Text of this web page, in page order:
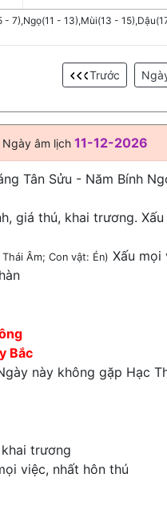
7),Ngọ(11 - 13),Mùi(13 -
Trước
Ngày âm lịch 11-12-2026
Tân Sửu - Năm Bính
giá thú, khai trương.
Thái Âm; Con vật: Én) Xấu mọi
Bắc
này không gặp Hạc
trương
việc, nhất hôn thú